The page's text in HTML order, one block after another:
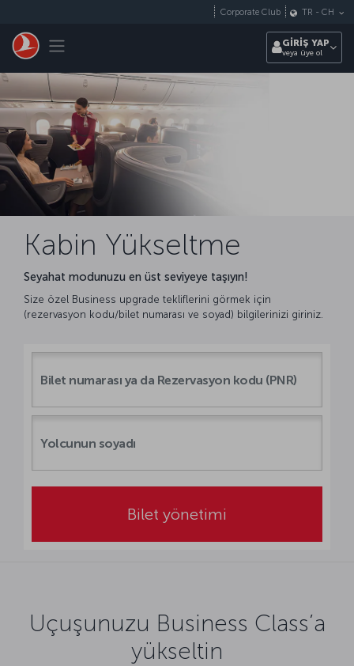
Toggle navigation
Corporate Club TR - CH
GİRİŞ YAP
veya üye ol
Kabin Yükseltme
Seyahat modunuzu en üst seviyeye taşıyın!
Size özel Business upgrade tekliflerini görmek için
(rezervasyon kodu/bilet numarası ve soyad) bilgilerinizi giriniz.
Bilet yönetimi
Uçuşunuzu Business Class’a
yükseltin